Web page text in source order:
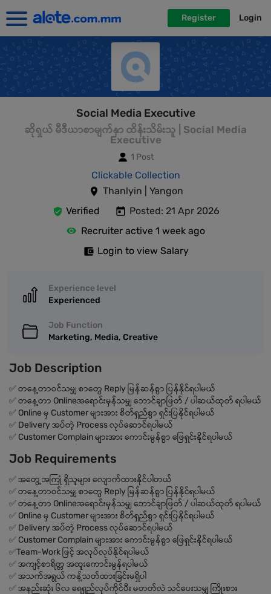
Register Login
Social Media Executive
ဆိုရှယ် မီဒီယာစာမျက်နှာ ထိန်းသိမ်းသူ | Social Media
Executive
1 Post
Clickable Collection
Thanlyin | Yangon
Verified
Posted: 21 Apr 2026
Recruiter active 1 week ago
Login to view Salary
Experience level
Experienced
Job Function
Marketing, Media, Creative
Job Description
✅ တနေ့တာဝင်သမျှ စာတွေ Reply မြန်ဆန်စွာ ပြန်နိုင်ရပါမယ်
✅ တနေ့တာ Onlineအရောင်းမှန်သမျှ ဘောင်ချာဖြတ် / ပါဆယ်ထုတ် ရပါမယ်
✅ Online မှ Customer များအား စိတ်ရှည်စွာ ရှင်းပြနိုင်ရပါမယ်
✅ Delivery အပ်တဲ့ Process လုပ်ဆောင်ရပါမယ်
✅ Customer Complain များအား ကောင်းမွန်စွာ ဖြေရှင်းနိုင်ရပါမယ်
Job Requirements
✅ အတွေ့အကြုံ ရှိသူများ လျောက်ထားနိုင်ပါတယ်
✅ တနေ့တာဝင်သမျှ စာတွေ Reply မြန်ဆန်စွာ ပြန်နိုင်ရပါမယ်
✅ တနေ့တာ Onlineအရောင်းမှန်သမျှ ဘောင်ချာဖြတ် / ပါဆယ်ထုတ် ရပါမယ်
✅ Online မှ Customer များအား စိတ်ရှည်စွာ ရှင်းပြနိုင်ရပါမယ်
✅ Delivery အပ်တဲ့ Process လုပ်ဆောင်ရပါမယ်
✅ Customer Complain များအား ကောင်းမွန်စွာ ဖြေရှင်းနိုင်ရပါမယ်
✅Team-Work ဖြင့် အလုပ်လုပ်နိုင်ရပါမယ်
✅ အကျင့်စာရိတ္တ အထူးကောင်းမွန်ရပါမယ်
✅ အသက်အရွယ် ကန့်သတ်ထားခြင်းမရှိပါ
✅ အနည်းဆုံး ၆လ ရေရှည်လုပ်ကိုင်ပီး မတတ်လဲ သင်ပေးသမျှ ကြိုးစား